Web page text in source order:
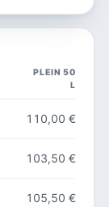
PLEIN 50
L
110,00 €
103,50 €
105,50 €